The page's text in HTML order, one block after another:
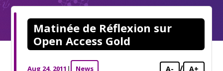
Matinée de Réflexion sur
Open Access Gold
Aug 24, 2011 | News A- / A+